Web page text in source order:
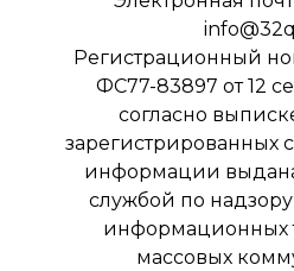
Регистрационный
ФС77-83897 от 12
согласно
зарегистрированных
информации
службой по
информационных
массовых